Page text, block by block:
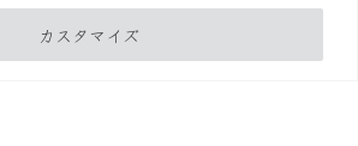
カスタマイズ